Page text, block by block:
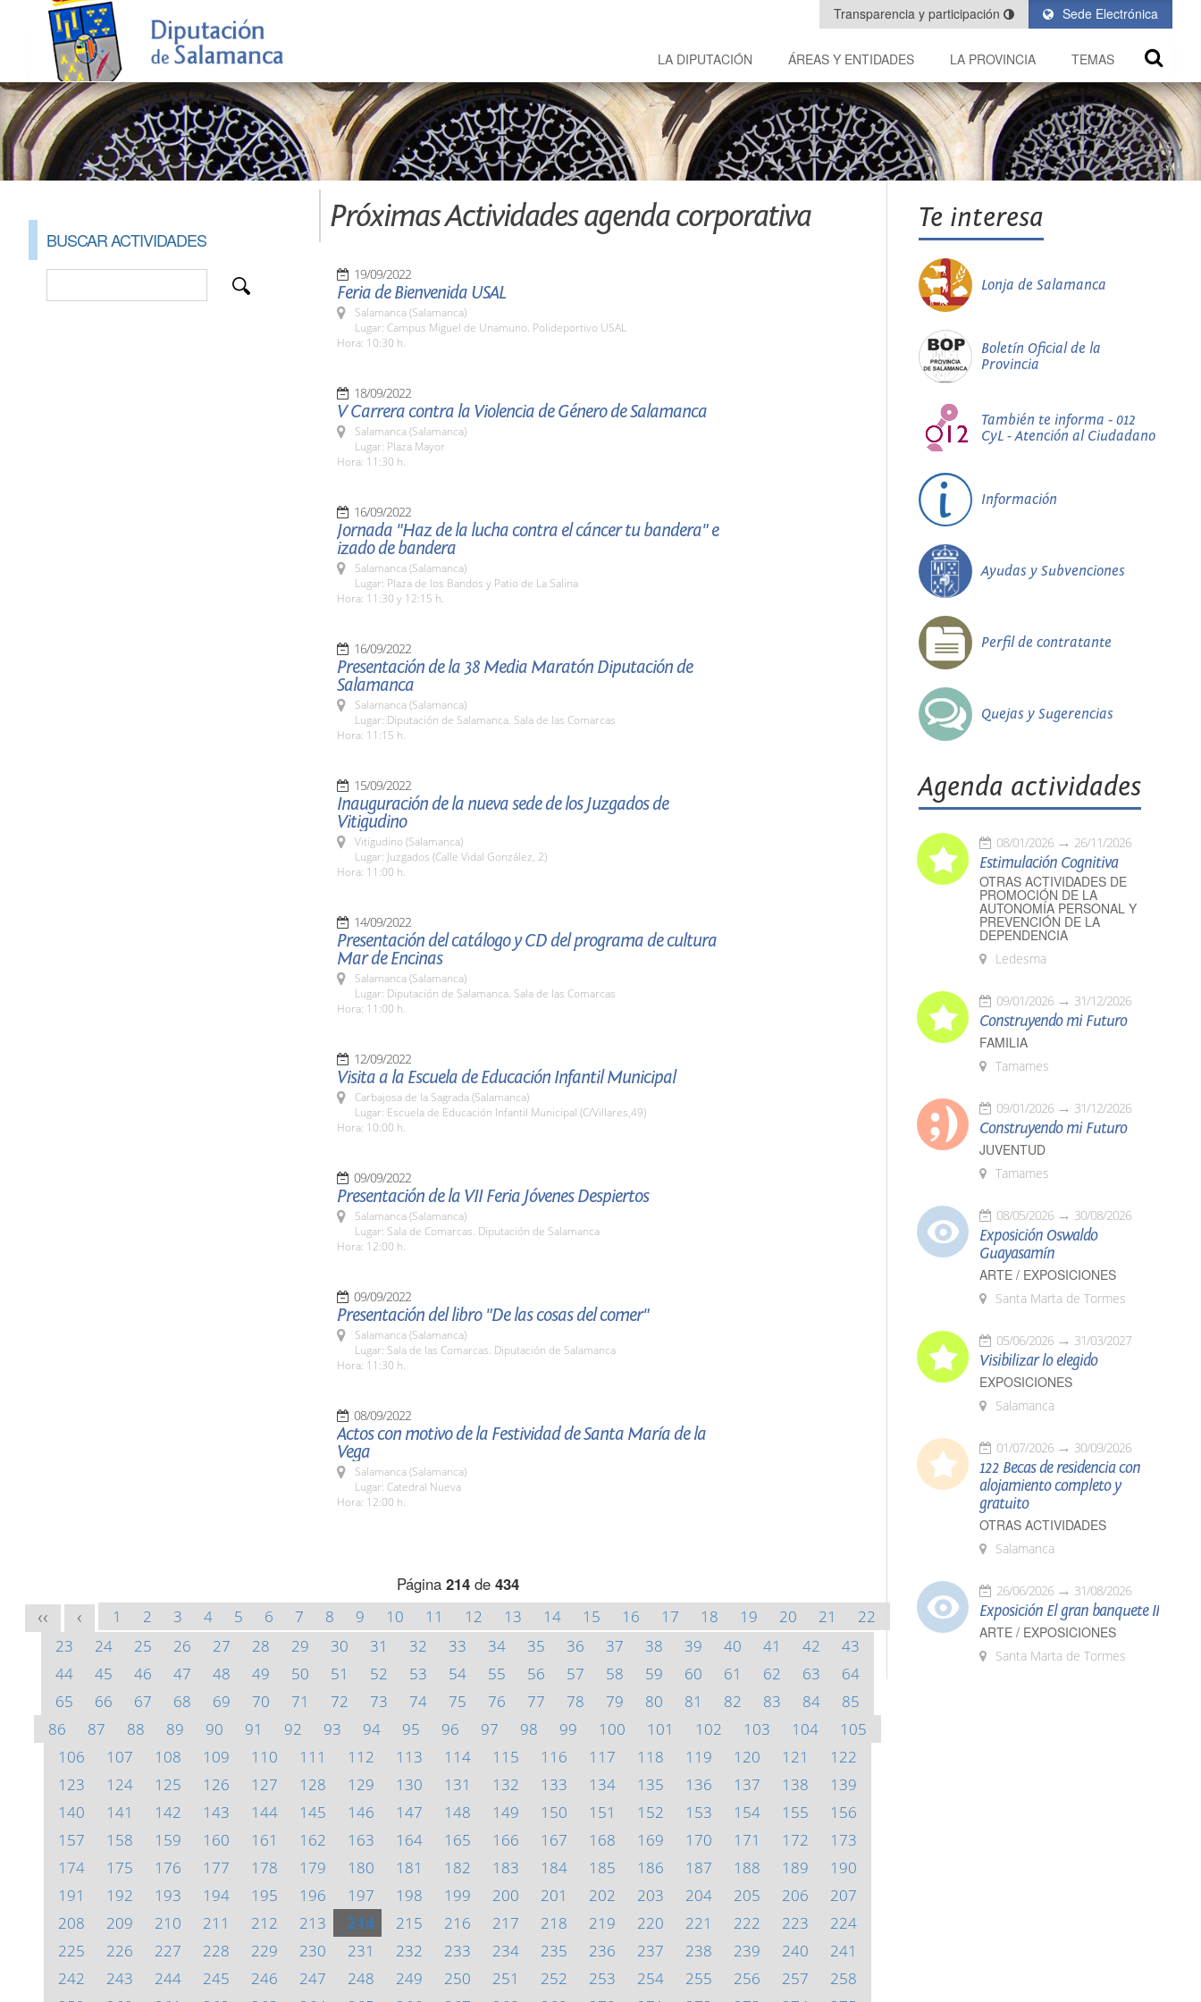
Sede Electrónica
Transparencia y participación
LA DIPUTACIÓN ÁREAS Y ENTIDADES LA PROVINCIA TEMAS
BUSCAR ACTIVIDADES
Próximas Actividades agenda corporativa
19/09/2022
Feria de Bienvenida USAL
Salamanca (Salamanca)
Lugar: Campus Miguel de Unamuno. Polideportivo USAL
Hora: 10:30 h.
18/09/2022
V Carrera contra la Violencia de Género de Salamanca
Salamanca (Salamanca)
Lugar: Plaza Mayor
Hora: 11:30 h.
16/09/2022
Jornada "Haz de la lucha contra el cáncer tu bandera" e
izado de bandera
Salamanca (Salamanca)
Lugar: Plaza de los Bandos y Patio de La Salina
Hora: 11:30 y 12:15 h.
16/09/2022
Presentación de la 38 Media Maratón Diputación de
Salamanca
Salamanca (Salamanca)
Lugar: Diputación de Salamanca. Sala de las Comarcas
Hora: 11:15 h.
15/09/2022
Inauguración de la nueva sede de los Juzgados de
Vitigudino
Vitigudino (Salamanca)
Lugar: Juzgados (Calle Vidal González, 2)
Hora: 11:00 h.
14/09/2022
Presentación del catálogo y CD del programa de cultura
Mar de Encinas
Salamanca (Salamanca)
Lugar: Diputación de Salamanca. Sala de las Comarcas
Hora: 11:00 h.
12/09/2022
Visita a la Escuela de Educación Infantil Municipal
Carbajosa de la Sagrada (Salamanca)
Lugar: Escuela de Educación Infantil Municipal (C/Villares,49)
Hora: 10:00 h.
09/09/2022
Presentación de la VII Feria Jóvenes Despiertos
Salamanca (Salamanca)
Lugar: Sala de Comarcas. Diputación de Salamanca
Hora: 12:00 h.
09/09/2022
Presentación del libro "De las cosas del comer"
Salamanca (Salamanca)
Lugar: Sala de las Comarcas. Diputación de Salamanca
Hora: 11:30 h.
08/09/2022
Actos con motivo de la Festividad de Santa María de la
Vega
Salamanca (Salamanca)
Lugar: Catedral Nueva
Hora: 12:00 h.
Página 214de 434
<< < 1 2 3 4 5 6 7 8 9 10 11 12 13 14 15 16 17 18 19 20 21
22
23
24 25 26 27 28 29 30 31 32 33 34 35 36 37 38 39 40 41 42
43
44
45 46 47 48 49 50 51 52 53 54 55 56 57 58 59 60 61 62 63
64
65
66 67 68 69 70 71 72 73 74 75 76 77 78 79 80 81 82 83 84
85
86
87 88 89 90 91 92 93 94 95 96 97 98 99 100 101 102 103 104
105
106
107 108 109 110 111 112 113 114 115 116 117 118 119 120 121
122
123
124 125 126 127 128 129 130 131 132 133 134 135 136 137 138
139
140
141 142 143 144 145 146 147 148 149 150 151 152 153 154 155
156
157
158 159 160 161 162 163 164 165 166 167 168 169 170 171 172
173
174
175 176 177 178 179 180 181 182 183 184 185 186 187 188 189
190
191
192 193 194 195 196 197 198 199 200 201 202 203 204 205 206
207
208
209 210 211 212 213 214 215 216 217 218 219 220 221 222 223
224
225
226 227 228 229 230 231 232 233 234 235 236 237 238 239 240
241
242
243 244 245 246 247 248 249 250 251 252 253 254 255 256 257
258
Te interesa
Lonja de Salamanca
Boletín Oficial de la
Provincia
También te informa - 012
CyL - Atención al Ciudadano
Información
Ayudas y Subvenciones
Perfil de contratante
Quejas y Sugerencias
Agenda actividades
08/01/2026 26/11/2026
Estimulación Cognitiva
OTRAS ACTIVIDADES DE
PROMOCIÓN DE LA
AUTONOMÍA PERSONAL Y
PREVENCIÓN DE LA
DEPENDENCIA
Ledesma
09/01/2026 31/12/2026
Construyendo mi Futuro
FAMILIA
Tamames
09/01/2026 31/12/2026
Construyendo mi Futuro
JUVENTUD
Tamames
08/05/2026 30/08/2026
Exposición Oswaldo
Guayasamín
ARTE / EXPOSICIONES
Santa Marta de Tormes
05/06/2026 31/03/2027
Visibilizar lo elegido
EXPOSICIONES
Salamanca
01/07/2026 30/09/2026
122 Becas de residencia con
alojamiento completo y
gratuito
OTRAS ACTIVIDADES
Salamanca
26/06/2026 31/08/2026
Exposición El gran banquete II
ARTE / EXPOSICIONES
Santa Marta de Tormes